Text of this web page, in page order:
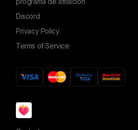
Discord
Privacy Policy
Terms of Service